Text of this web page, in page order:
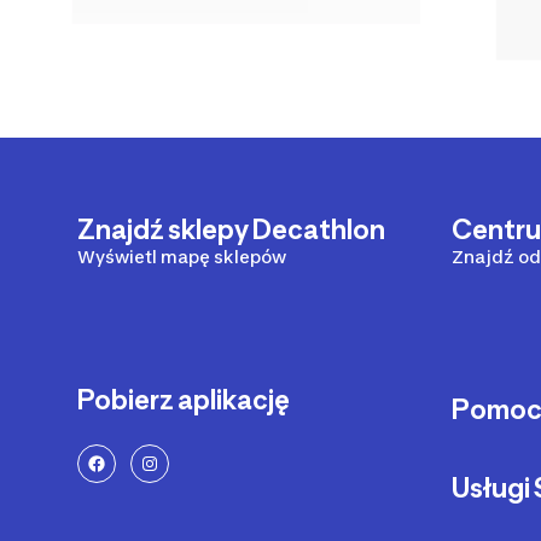
Znajdź sklepy Decathlon
Wyświetl mapę sklepów Znajdź
Pobierz aplikację Pomoc
Dostawa